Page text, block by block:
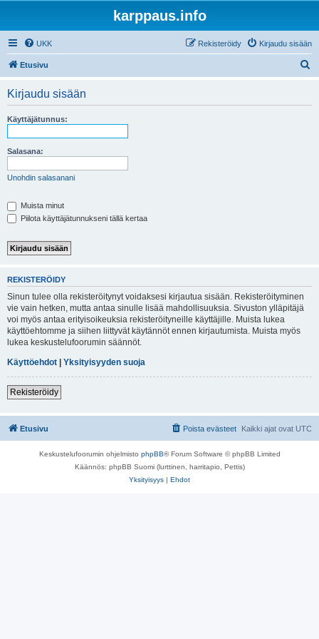
karppaus.info
UKK Kirjaudu sisään
Rekisteröidy
Etusivu
Kirjaudu sisään
Käyttäjätunnus:
Salasana:
Unohdin salasanani
Muista minut
Piilota käyttäjätunnukseni tällä kertaa
REKISTERÖIDY
Sinun tulee olla rekisteröitynyt voidaksesi kirjautua sisään. Rekisteröityminen
vie vain hetken, mutta antaa sinulle lisää mahdollisuuksia. Sivuston ylläpitäjä
voi myös antaa erityisoikeuksia rekisteröityneille käyttäjille. Muista lukea
käyttöehtomme ja siihen liittyvät käytännöt ennen kirjautumista. Muista myös
lukea keskustelufoorumin säännöt.
Käyttöehdot | Yksityisyyden suoja
Rekisteröidy
Etusivu Kaikki ajat ovat UTC
Poista evästeet
Keskustelufoorumin ohjelmisto phpBB® Forum Software © phpBB Limited
Käännös: phpBB Suomi (lurttinen, harritapio, Pettis)
Yksityisyys | Ehdot